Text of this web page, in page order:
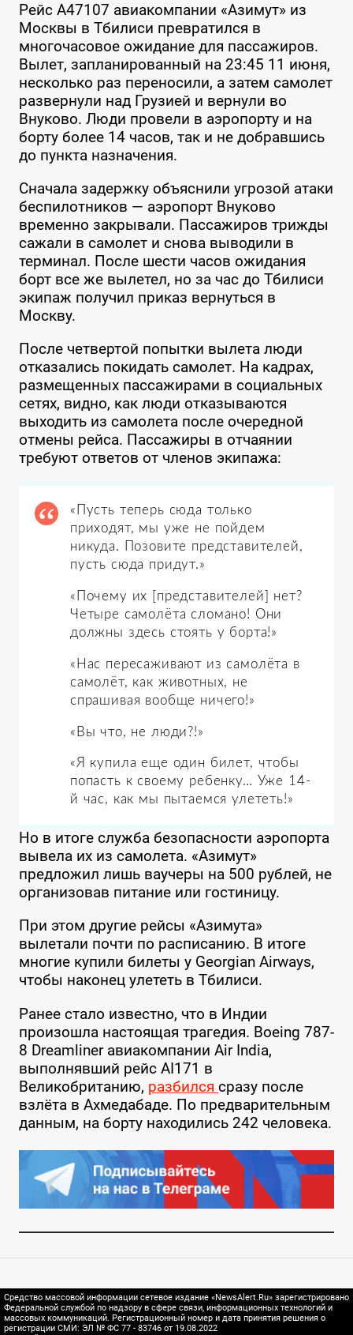
Рейс A47107 авиакомпании «Азимут» из
Москвы в Тбилиси превратился в
многочасовое ожидание для пассажиров.
Вылет, запланированный на 23:45 11 июня,
несколько раз переносили, а затем самолет
развернули над Грузией и вернули во
Внуково. Люди провели в аэропорту и на
борту более 14 часов, так и не добравшись
до пункта назначения.
Сначала задержку объяснили угрозой атаки
беспилотников — аэропорт Внуково
временно закрывали. Пассажиров трижды
сажали в самолет и снова выводили в
терминал. После шести часов ожидания
борт все же вылетел, но за час до Тбилиси
экипаж получил приказ вернуться в
Москву.
После четвертой попытки вылета люди
отказались покидать самолет. На кадрах,
размещенных пассажирами в социальных
сетях, видно, как люди отказываются
выходить из самолета после очередной
отмены рейса. Пассажиры в отчаянии
требуют ответов от членов экипажа:
«Пусть теперь сюда только
приходят, мы уже не пойдем
никуда. Позовите представителей,
пусть сюда придут.»
«Почему их [представителей] нет?
Четыре самолёта сломано! Они
должны здесь стоять у борта!»
«Нас пересаживают из самолёта в
самолёт, как животных, не
спрашивая вообще ничего!»
«Вы что, не люди?!»
«Я купила еще один билет, чтобы
попасть к своему ребенку… Уже 14-
й час, как мы пытаемся улететь!»
Но в итоге служба безопасности аэропорта
вывела их из самолета. «Азимут»
предложил лишь ваучеры на 500 рублей, не
организовав питание или гостиницу.
При этом другие рейсы «Азимута»
вылетали почти по расписанию. В итоге
многие купили билеты у Georgian Airways,
чтобы наконец улететь в Тбилиси.
Ранее стало известно, что в Индии
произошла настоящая трагедия. Boeing 787-
8 Dreamliner авиакомпании Air India,
выполнявший рейс AI171 в
Великобританию, разбился сразу после
взлёта в Ахмедабаде. По предварительным
данным, на борту находились 242 человека.
Средство массовой информации сетевое издание «NewsAlert.Ru» зарегистрировано
Федеральной службой по надзору в сфере связи, информационных технологий и
массовых коммуникаций. Регистрационный номер и дата принятия решения о
регистрации СМИ: ЭЛ № ФС 77 - 83746 от 19.08.2022